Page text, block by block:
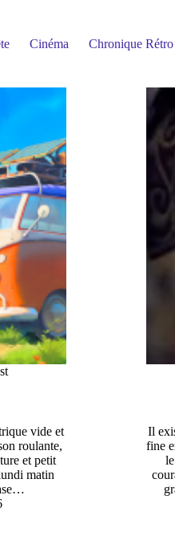
Cinéma Chronique
vide et
roulante,
et petit
matin
Il
fine